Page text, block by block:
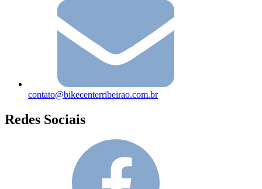
contato@bikecenterribeirao.com.br
Redes Sociais